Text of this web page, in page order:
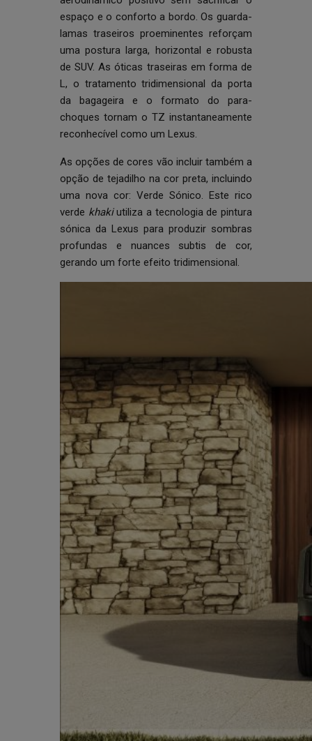
espaço e o conforto a bordo. Os guarda-
lamas traseiros proeminentes reforçam
uma postura larga, horizontal e robusta
de SUV. As óticas traseiras em forma de
L, o tratamento tridimensional da porta
da bagageira e o formato do para-
choques tornam o TZ instantaneamente
reconhecível como um Lexus.
As opções de cores vão incluir também a
opção de tejadilho na cor preta, incluindo
uma nova cor: Verde Sónico. Este rico
verde khakiutiliza a tecnologia de pintura
sónica da Lexus para produzir sombras
profundas e nuances subtis de cor,
gerando um forte efeito tridimensional.